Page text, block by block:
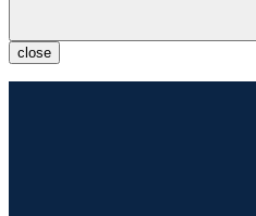
close